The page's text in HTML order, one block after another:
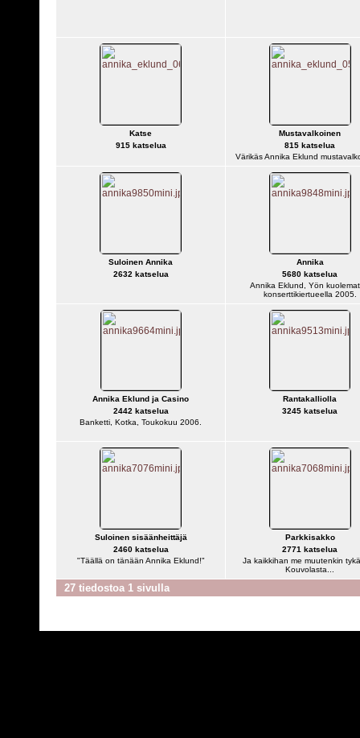
Katse
915 katselua
Mustavalkoinen
815 katselua
Värikäs Annika Eklund
Suloinen Annika
2632 katselua
Annika
5680 katselua
Annika Eklund, Yön
konserttikiertueella 2005.
Annika Eklund ja Casino
2442 katselua
Banketti, Kotka, Toukokuu 2006.
Rantakalliolla
3245 katselua
Suloinen sisäänheittäjä
2460 katselua
"Täällä on tänään Annika Eklund!"
Parkkisakko
2771 katselua
Ja kaikkihan me muutenkin
Kouvolasta...
27 tiedostoa 1 sivulla